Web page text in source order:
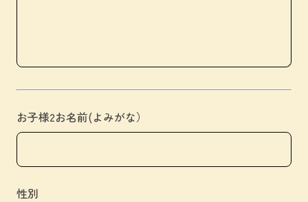
お子様2お名前(よみがな）
性別